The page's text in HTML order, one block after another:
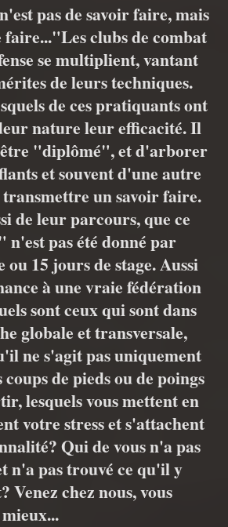
pas de savoir faire, mais
clubs de combat
se multiplient, vantant
de leurs techniques.
de ces pratiquants ont
nature leur efficacité. Il
"diplômé", et d'arborer
et souvent d'une autre
un savoir faire.
de leur parcours, que ce
pas été donné par
ou 15 jours de stage. Aussi
à une vraie fédération
sont ceux qui sont dans
globale et transversale,
ne s'agit pas uniquement
de pieds ou de poings
lesquels vous mettent en
votre stress et s'attachent
Qui de vous n'a pas
n'a pas trouvé ce qu'il y
Venez chez nous, vous
mieux...